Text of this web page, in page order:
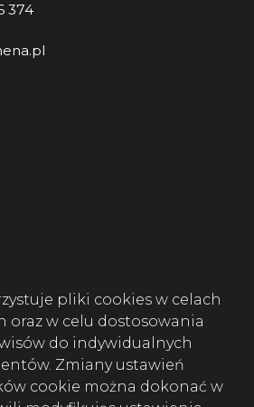
374
pliki cookies w celach
oraz w celu dostosowania
do indywidualnych
Zmiany ustawień
cookie można dokonać w